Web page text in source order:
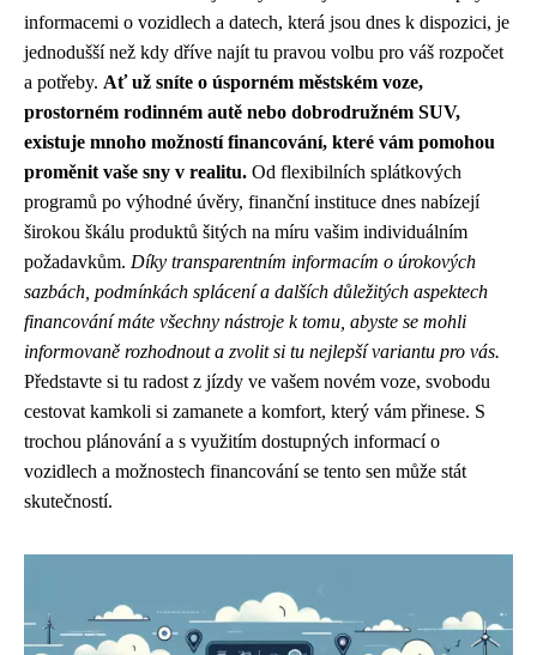
informacemi o vozidlech a datech, která jsou dnes k dispozici, je
jednodušší než kdy dříve najít tu pravou volbu pro váš rozpočet
a potřeby. Ať už sníte o úsporném městském voze,
prostorném rodinném autě nebo dobrodružném SUV,
existuje mnoho možností financování, které vám pomohou
proměnit vaše sny v realitu. Od flexibilních splátkových
programů po výhodné úvěry, finanční instituce dnes nabízejí
širokou škálu produktů šitých na míru vašim individuálním
požadavkům. Díky transparentním informacím o úrokových
sazbách, podmínkách splácení a dalších důležitých aspektech
financování máte všechny nástroje k tomu, abyste se mohli
informovaně rozhodnout a zvolit si tu nejlepší variantu pro vás.
Představte si tu radost z jízdy ve vašem novém voze, svobodu
cestovat kamkoli si zamanete a komfort, který vám přinese. S
trochou plánování a s využitím dostupných informací o
vozidlech a možnostech financování se tento sen může stát
skutečností.